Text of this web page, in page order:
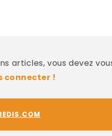
articles, vous devez
connecter !